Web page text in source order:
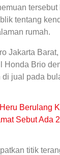
tentang
rumah.
Jakarta
Honda Brio
di jual pada
Heru Berulang
Sebut Ada
titik